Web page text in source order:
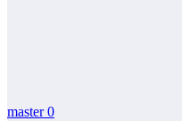
master0